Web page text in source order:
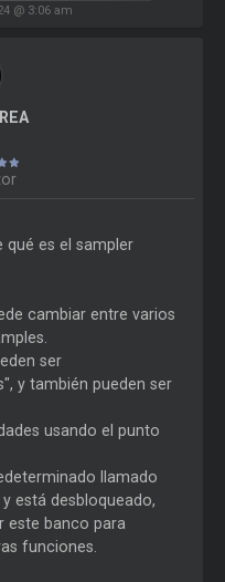
@ 3:06 am
qué es el sampler
cambiar entre varios
ser
y también pueden ser
usando el punto
llamado
está desbloqueado,
este banco para
funciones.